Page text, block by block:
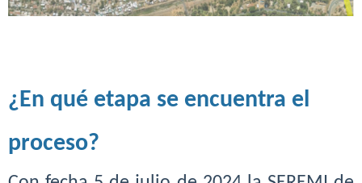
¿En qué etapa se encuentra el
proceso?